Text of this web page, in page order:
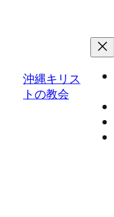
沖縄キリス
トの教会